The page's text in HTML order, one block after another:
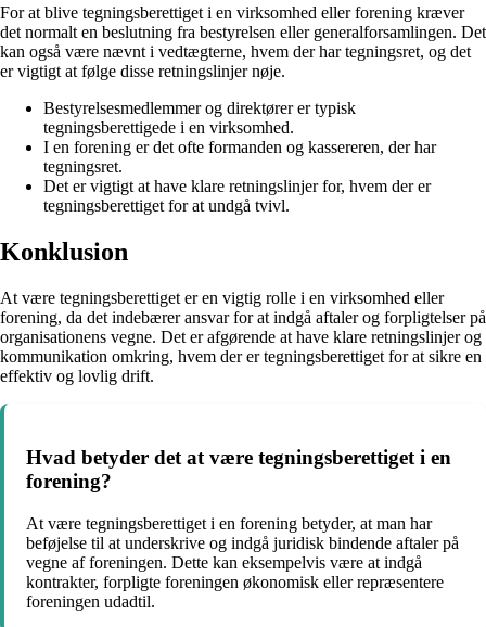
For at blive tegningsberettiget i en virksomhed eller forening kræver
det normalt en beslutning fra bestyrelsen eller generalforsamlingen. Det
kan også være nævnt i vedtægterne, hvem der har tegningsret, og det
er vigtigt at følge disse retningslinjer nøje.
Bestyrelsesmedlemmer og direktører er typisk
tegningsberettigede i en virksomhed.
I en forening er det ofte formanden og kassereren, der har
tegningsret.
Det er vigtigt at have klare retningslinjer for, hvem der er
tegningsberettiget for at undgå tvivl.
Konklusion
At være tegningsberettiget er en vigtig rolle i en virksomhed eller
forening, da det indebærer ansvar for at indgå aftaler og forpligtelser på
organisationens vegne. Det er afgørende at have klare retningslinjer og
kommunikation omkring, hvem der er tegningsberettiget for at sikre en
effektiv og lovlig drift.
Hvad betyder det at være tegningsberettiget i en
forening?
At være tegningsberettiget i en forening betyder, at man har
beføjelse til at underskrive og indgå juridisk bindende aftaler på
vegne af foreningen. Dette kan eksempelvis være at indgå
kontrakter, forpligte foreningen økonomisk eller repræsentere
foreningen udadtil.